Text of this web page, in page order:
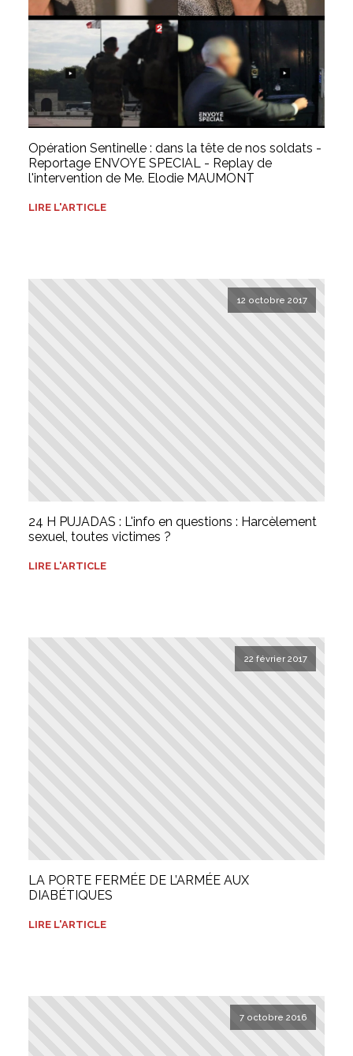
Opération Sentinelle : dans la tête de nos soldats -
Reportage ENVOYE SPECIAL - Replay de
l'intervention de Me. Elodie MAUMONT
LIRE L'ARTICLE
12 octobre 2017
24 H PUJADAS : L'info en questions : Harcèlement
sexuel, toutes victimes ?
LIRE L'ARTICLE
22 février 2017
LA PORTE FERMÉE DE L’ARMÉE AUX
DIABÉTIQUES
LIRE L'ARTICLE
7 octobre 2016